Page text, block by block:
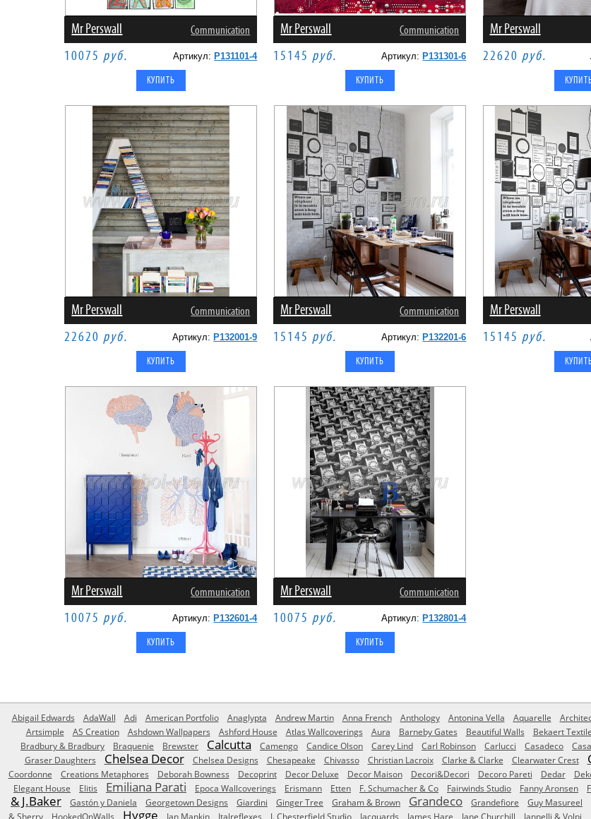
Mr Perswall Communication
10075 руб. Артикул: P131101-4
Mr Perswall Communication
15145 руб. Артикул: P131301-6
Mr Perswall
22620 руб.
Mr Perswall Communication
22620 руб. Артикул: P132001-9
Mr Perswall Communication
15145 руб. Артикул: P132201-6
Mr Perswall
15145 руб.
Mr Perswall Communication
10075 руб. Артикул: P132601-4
Mr Perswall Communication
10075 руб. Артикул: P132801-4
Abigail Edwards AdaWall Adi American Portfolio Anaglypta Andrew Martin Anna French Anthology Antonina Vella Aquarelle
Artsimple
AS Creation Ashdown Wallpapers Ashford House Atlas Wallcoverings Aura Barneby Gates Beautiful Walls Bekaert
Bradbury & Bradbury
Braquenie Brewster Calcutta Camengo Candice Olson Carey Lind Carl Robinson Carlucci Casadeco
Graser Daughters
Chelsea Decor Chelsea Designs Chesapeake Chivasso Christian Lacroix Clarke & Clarke Clearwater Crest
Coordonne Creations Metaphores Deborah Bowness Decoprint Decor Deluxe Decor Maison Decori&Decori Decoro Pareti Dedar
Elegant House
Elitis Emiliana Parati Epoca Wallcoverings Erismann Etten F. Schumacher & Co Fairwinds Studio Fanny Aronsen
& J.Baker
Gastón y Daniela Georgetown Designs Giardini Ginger Tree Graham & Brown Grandeco Grandefiore Guy Masureel
& Sherry
HookedOnWalls Hygge Ian Mankin Italreflexes J. Chesterfield Studio Jacquards James Hare Jane Churchill Jannelli & Volpi